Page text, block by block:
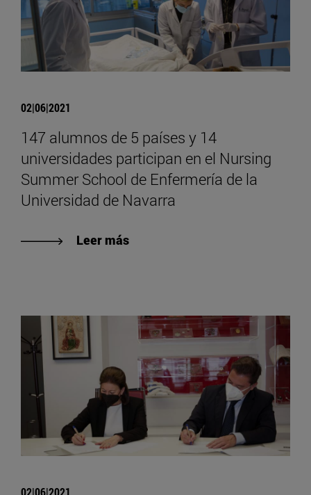
02|06|2021
147 alumnos de 5 países y 14
universidades participan en el Nursing
Summer School de Enfermería de la
Universidad de Navarra
Leer más
02|06|2021